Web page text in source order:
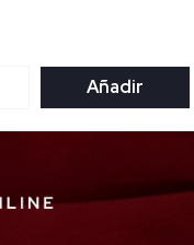
Añadir